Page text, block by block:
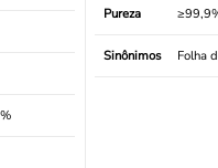
Pureza
Sinônimos Folha